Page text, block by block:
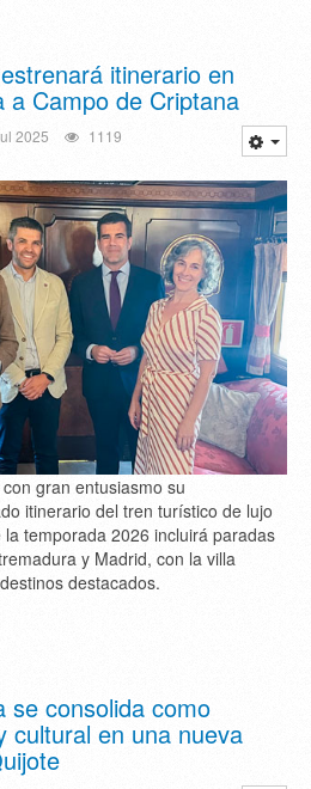
itinerario en
a Campo de Criptana
2025 1119
gran entusiasmo su
itinerario del tren turístico de lujo
temporada 2026 incluirá paradas
y Madrid, con la villa
destacados.
se consolida como
cultural en una nueva